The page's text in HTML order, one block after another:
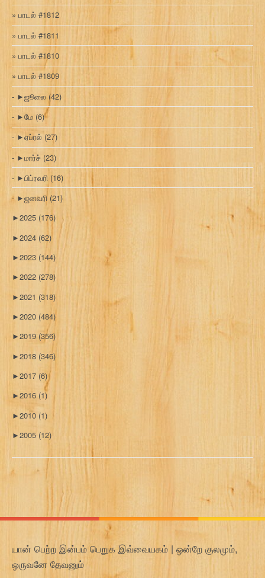
பாடல் #1812
பாடல் #1811
பாடல் #1810
பாடல் #1809
►ஜூலை (42)
►மே (6)
►ஏப்ரல் (27)
►மார்ச் (23)
►பிப்ரவரி (16)
►ஜனவரி (21)
►2025 (176)
►2024 (62)
►2023 (144)
►2022 (278)
►2021 (318)
►2020 (484)
►2019 (356)
►2018 (346)
►2017 (6)
►2016 (1)
►2010 (1)
►2005 (12)
யான் பெற்ற இன்பம் பெறுக இவ்வையகம் | ஒன்றே குலமும்,
ஒருவனே தேவனும்